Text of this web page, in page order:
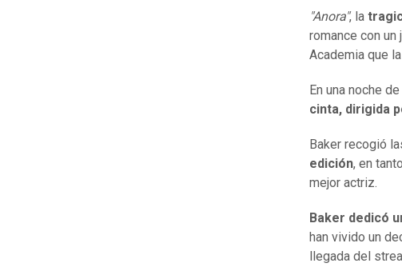
"Anora", la
romance con
Academia que
En una noche
cinta, dirigida
Baker recogió
edición, en
mejor actriz.
Baker dedicó
han vivido un
llegada del